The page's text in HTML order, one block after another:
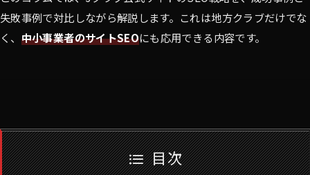
失敗事例で対比しながら解説します。これは地方クラブだけでな
く、 中小事業者のサイトSEOにも応用できる内容です。
目次